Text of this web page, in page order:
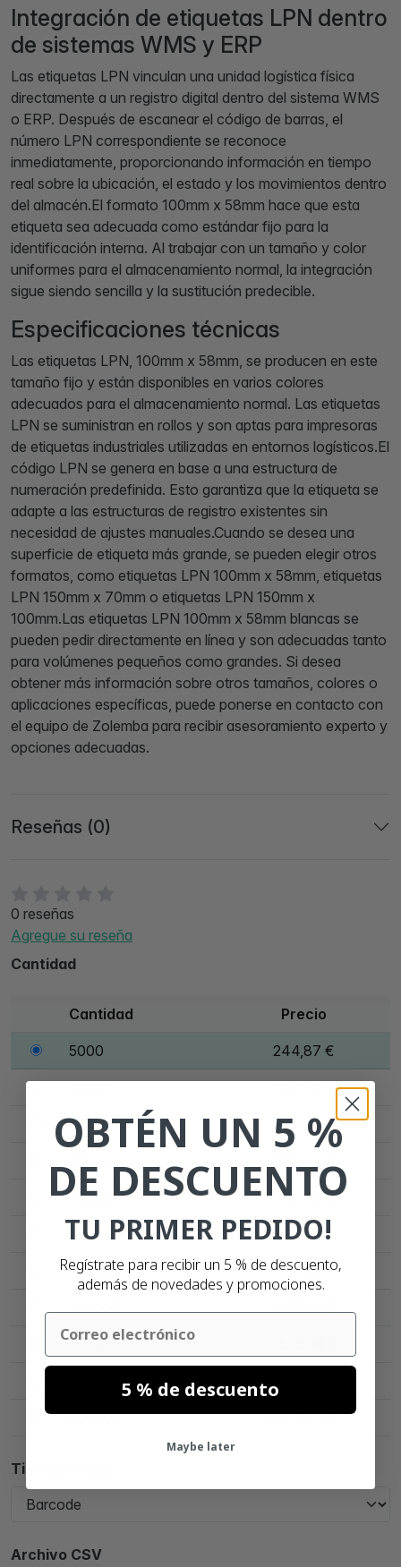
0 reseñas
Agregue su reseña
Cantidad
Cantidad Precio
5000 244,87 €
15000 338,65 €
25000 445,78 €
50000 697,24 €
75000 907,23 €
100000 1.108,96 €
150000
500000 4.792,24 €
Tipo de código
Archivo CSV
Integración de etiquetas LPN dentro
de sistemas WMS y ERP
Las etiquetas LPN vinculan una unidad logística física
directamente a un registro digital dentro del sistema WMS
o ERP. Después de escanear el código de barras, el
número LPN correspondiente se reconoce
inmediatamente, proporcionando información en tiempo
real sobre la ubicación, el estado y los movimientos dentro
del almacén.El formato 100mm x 58mm hace que esta
etiqueta sea adecuada como estándar fijo para la
identificación interna. Al trabajar con un tamaño y color
uniformes para el almacenamiento normal, la integración
sigue siendo sencilla y la sustitución predecible.
Especificaciones técnicas
Las etiquetas LPN, 100mm x 58mm, se producen en este
tamaño fijo y están disponibles en varios colores
adecuados para el almacenamiento normal. Las etiquetas
LPN se suministran en rollos y son aptas para impresoras
de etiquetas industriales utilizadas en entornos logísticos.El
código LPN se genera en base a una estructura de
numeración predefinida. Esto garantiza que la etiqueta se
adapte a las estructuras de registro existentes sin
necesidad de ajustes manuales.Cuando se desea una
superficie de etiqueta más grande, se pueden elegir otros
formatos, como etiquetas LPN 100mm x 58mm, etiquetas
LPN 150mm x 70mm o etiquetas LPN 150mm x
100mm.Las etiquetas LPN 100mm x 58mm blancas se
pueden pedir directamente en línea y son adecuadas tanto
para volúmenes pequeños como grandes. Si desea
obtener más información sobre otros tamaños, colores o
aplicaciones específicas, puede ponerse en contacto con
el equipo de Zolemba para recibir asesoramiento experto y
opciones adecuadas.
Reseñas (0)
OBTÉN UN 5 %
DE DESCUENTO
TU PRIMER PEDIDO!
Regístrate para recibir un 5 % de descuento,
además de novedades y promociones.
Email
5 % de descuento
Maybe later